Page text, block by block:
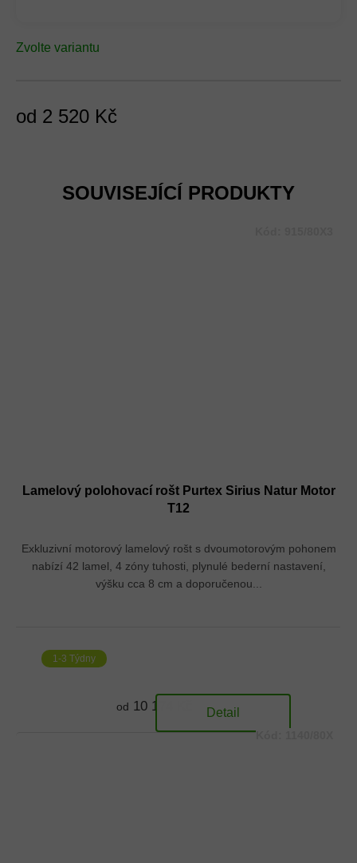
od 2 520 Kč
Zvolte variantu
SOUVISEJÍCÍ PRODUKTY
Lamelový polohovací rošt Purtex Sirius Natur Motor
T12
Exkluzivní motorový lamelový rošt s dvoumotorovým pohonem
nabízí 42 lamel, 4 zóny tuhosti, plynulé bederní nastavení,
výšku cca 8 cm a doporučenou...
1-3 Týdny
od 10 174 Kč Detail